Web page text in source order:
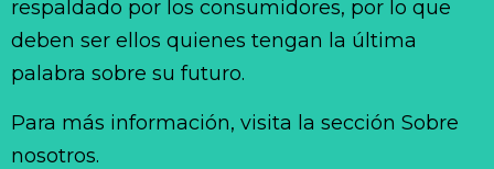
respaldado por los consumidores, por lo que
deben ser ellos quienes tengan la última
palabra sobre su futuro.
Para más información, visita la sección Sobre
nosotros.